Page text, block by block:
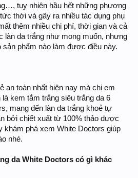
tuy nhiên hầu hết những phương
thời và gây ra nhiều tác dụng phụ
thêm nhiều chi phí, thời gian và cả
làn da trắng như mong muốn, nhưng
sản phẩm nào làm được điều này.
an toàn nhất hiện nay mà chị em
kem tắm trắng siêu trắng da 6
mang đến làn da trắng khoẻ tự
bởi chiết xuất từ 100% thảo dược
khám phá xem White Doctors giúp
nhé.
da White Doctors có gì khác